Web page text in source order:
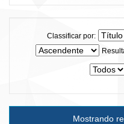
Classificar por:
Mostrando